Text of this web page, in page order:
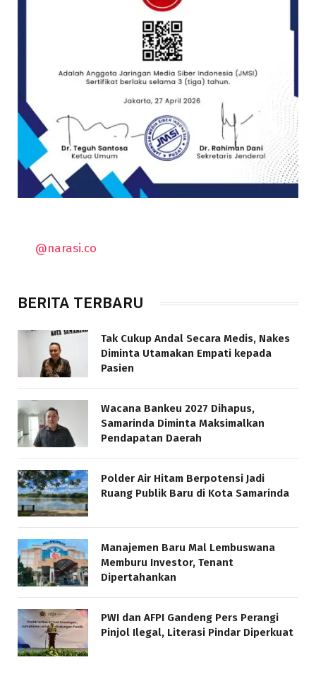
@narasi.co
BERITA TERBARU
Tak Cukup Andal Secara Medis, Nakes
Diminta Utamakan Empati kepada
Pasien
Wacana Bankeu 2027 Dihapus,
Samarinda Diminta Maksimalkan
Pendapatan Daerah
Polder Air Hitam Berpotensi Jadi
Ruang Publik Baru di Kota Samarinda
Manajemen Baru Mal Lembuswana
Memburu Investor, Tenant
Dipertahankan
PWI dan AFPI Gandeng Pers Perangi
Pinjol Ilegal, Literasi Pindar Diperkuat